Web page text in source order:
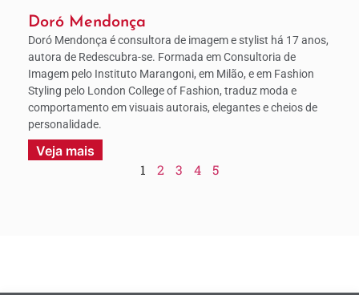
Doró Mendonça
Doró Mendonça é consultora de imagem e stylist há 17 anos,
autora de Redescubra-se. Formada em Consultoria de
Imagem pelo Instituto Marangoni, em Milão, e em Fashion
Styling pelo London College of Fashion, traduz moda e
comportamento em visuais autorais, elegantes e cheios de
personalidade.
Veja mais
1 2 3 4 5